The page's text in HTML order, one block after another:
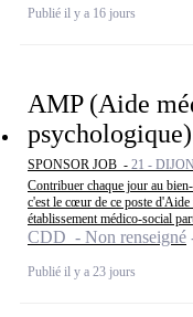
Publié il y a 16 jours
AMP (Aide
SPONSOR JOB - 21 - DIJON
Contribuer chaque jour au
c'est le cœur de ce poste
établissement médico-social
CDD - Non renseigné
Publié il y a 23 jours